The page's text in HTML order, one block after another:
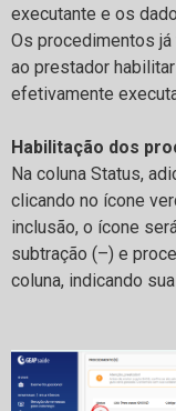
executante e os
Os procedimentos
ao prestador
efetivamente
Habilitação dos
Na coluna Status,
clicando no ícone
inclusão, o ícone
subtração (–) e
coluna, indicando